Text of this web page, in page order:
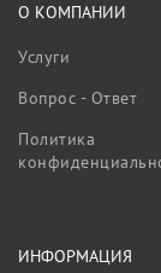
О КОМПАНИИ
Услуги
Вопрос - Ответ
Политика
ИНФОРМАЦИЯ